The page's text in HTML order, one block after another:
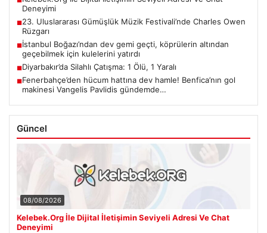
Deneyimi
■23. Uluslararası Gümüşlük Müzik Festivali’nde Charles Owen
Rüzgarı
■İstanbul Boğazı’ndan dev gemi geçti, köprülerin altından
geçebilmek için kulelerini yatırdı
■Diyarbakır’da Silahlı Çatışma: 1 Ölü, 1 Yaralı
■Fenerbahçe’den hücum hattına dev hamle! Benfica’nın gol
makinesi Vangelis Pavlidis gündemde…
Güncel
08/08/2026
Kelebek.Org İle Dijital İletişimin Seviyeli Adresi Ve Chat
Deneyimi